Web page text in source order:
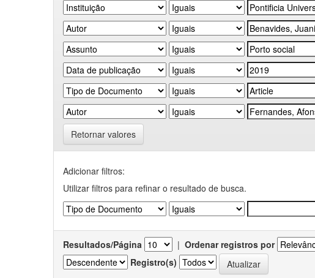
Retornar valores
Adicionar filtros:
Utilizar filtros para refinar o resultado de busca.
Resultados/Página | Ordenar registros por
Registro(s)